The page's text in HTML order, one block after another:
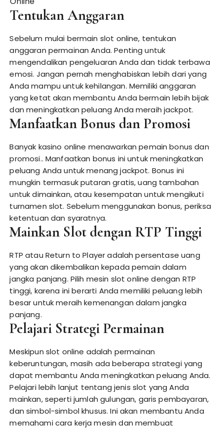
Tentukan Anggaran
Sebelum mulai bermain slot online, tentukan
anggaran permainan Anda. Penting untuk
mengendalikan pengeluaran Anda dan tidak terbawa
emosi. Jangan pernah menghabiskan lebih dari yang
Anda mampu untuk kehilangan. Memiliki anggaran
yang ketat akan membantu Anda bermain lebih bijak
dan meningkatkan peluang Anda meraih jackpot.
Manfaatkan Bonus dan Promosi
Banyak kasino online menawarkan pemain bonus dan
promosi.. Manfaatkan bonus ini untuk meningkatkan
peluang Anda untuk menang jackpot. Bonus ini
mungkin termasuk putaran gratis, uang tambahan
untuk dimainkan, atau kesempatan untuk mengikuti
turnamen slot. Sebelum menggunakan bonus, periksa
ketentuan dan syaratnya.
Mainkan Slot dengan RTP Tinggi
RTP atau Return to Player adalah persentase uang
yang akan dikembalikan kepada pemain dalam
jangka panjang. Pilih mesin slot online dengan RTP
tinggi, karena ini berarti Anda memiliki peluang lebih
besar untuk meraih kemenangan dalam jangka
panjang.
Pelajari Strategi Permainan
Meskipun slot online adalah permainan
keberuntungan, masih ada beberapa strategi yang
dapat membantu Anda meningkatkan peluang Anda.
Pelajari lebih lanjut tentang jenis slot yang Anda
mainkan, seperti jumlah gulungan, garis pembayaran,
dan simbol-simbol khusus. Ini akan membantu Anda
memahami cara kerja mesin dan membuat